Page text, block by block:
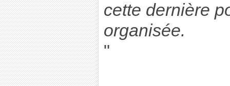
cette dernière
organisée.
"